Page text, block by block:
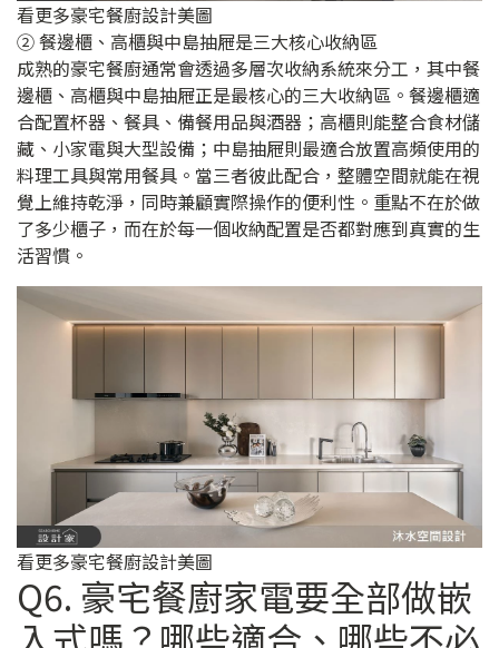
看更多豪宅餐廚設計美圖
② 餐邊櫃、高櫃與中島抽屜是三大核心收納區
成熟的豪宅餐廚通常會透過多層次收納系統來分工，其中餐
邊櫃、高櫃與中島抽屜正是最核心的三大收納區。餐邊櫃適
合配置杯器、餐具、備餐用品與酒器；高櫃則能整合食材儲
藏、小家電與大型設備；中島抽屜則最適合放置高頻使用的
料理工具與常用餐具。當三者彼此配合，整體空間就能在視
覺上維持乾淨，同時兼顧實際操作的便利性。重點不在於做
了多少櫃子，而在於每一個收納配置是否都對應到真實的生
活習慣。
看更多豪宅餐廚設計美圖
Q6. 豪宅餐廚家電要全部做嵌